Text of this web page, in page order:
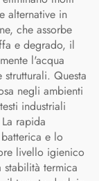
alternative in
che assorbe
e degrado, il
l'acqua
Questa
negli ambienti
industriali
rapida
e lo
livello igienico
termica